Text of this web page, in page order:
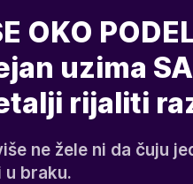
OKO
uzima
rijaliti
ne žele ni da čuju
u braku.